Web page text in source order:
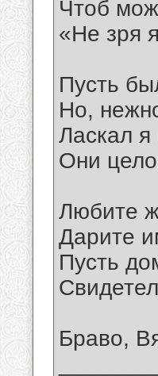
Чтоб
«Не зря
Пусть
Но,
Ласкал
Они
Любите
Дарите
Пусть
Браво,